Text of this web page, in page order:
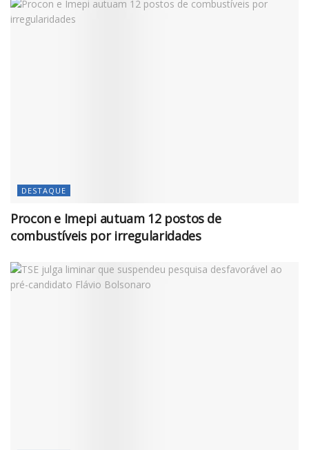
DESTAQUE
Procon e Imepi autuam 12 postos de
combustíveis por irregularidades